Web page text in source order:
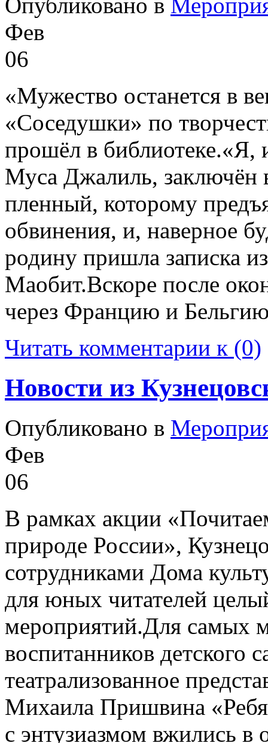
Опубликовано в
Фев
06
«Мужество останется в
«Соседушки» по
прошёл в библиотеке.«Я,
Муса Джалиль,
пленный, которому
обвинения, и, наверное
родину пришла записка
Маобит.Вскоре после
через Францию и
Читать комментарии к (0)
Новости из
Опубликовано в
Фев
06
В рамках акции
природе России»,
сотрудниками Дома
для юных читателей
мероприятий.Для самых
воспитанников детского
театрализованное
Михаила Пришвина
с энтузиазмом вжились в